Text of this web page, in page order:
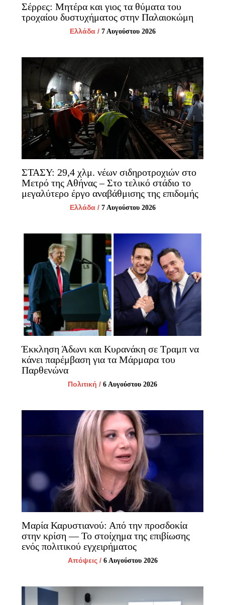
Σέρρες: Μητέρα και γιος τα θύματα του
τροχαίου δυστυχήματος στην Παλαιοκώμη
Ελλάδα/ 7 Αυγούστου 2026
ΣΤΑΣΥ: 29,4 χλμ. νέων σιδηροτροχιών στο
Μετρό της Αθήνας – Στο τελικό στάδιο το
μεγαλύτερο έργο αναβάθμισης της επιδομής
Ελλάδα/ 7 Αυγούστου 2026
Έκκληση Άδωνι και Κυρανάκη σε Τραμπ να
κάνει παρέμβαση για τα Μάρμαρα του
Παρθενώνα
Πολιτική / 6 Αυγούστου 2026
Μαρία Καρυστιανού: Από την προσδοκία
στην κρίση — Το στοίχημα της επιβίωσης
ενός πολιτικού εγχειρήματος
Απόψεις/ 6 Αυγούστου 2026